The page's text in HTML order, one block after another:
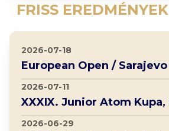
FRISS EREDMÉNYEK
2026-07-18
European Open /
2026-07-11
XXXIX. Junior Atom Kupa,
2026-06-29